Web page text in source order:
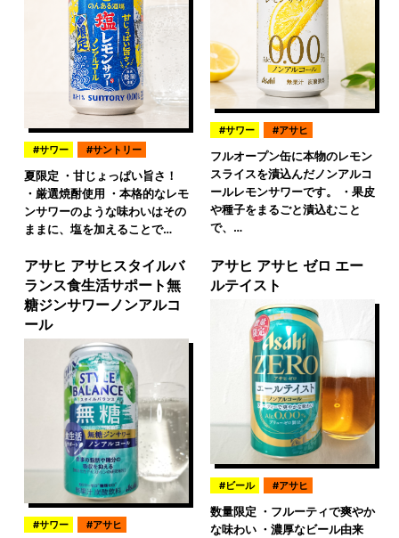
サワー サントリー
夏限定 ・甘じょっぱい旨さ！
・厳選焼酎使用 ・本格的なレモ
ンサワーのような味わいはその
ままに、塩を加えることで…
サワー アサヒ
フルオープン缶に本物のレモン
スライスを漬込んだノンアルコ
ールレモンサワーです。 ・果皮
や種子をまるごと漬込むこと
で、…
アサヒ アサヒスタイルバ
ランス食生活サポート無
糖ジンサワーノンアルコ
ール
サワー アサヒ
アサヒ アサヒ ゼロ エー
ルテイスト
ビール アサヒ
数量限定 ・フルーティで爽やか
な味わい ・濃厚なビール由来